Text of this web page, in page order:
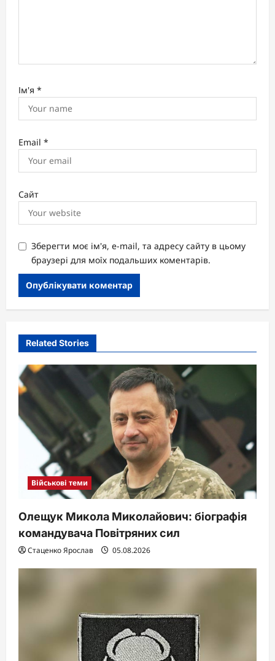
Ім'я *
Email *
Сайт
Зберегти моє ім'я, e-mail, та адресу сайту в цьому
браузері для моїх подальших коментарів.
Related Stories
Військові теми
Олещук Микола Миколайович: біографія
командувача Повітряних сил
Стаценко Ярослав 05.08.2026